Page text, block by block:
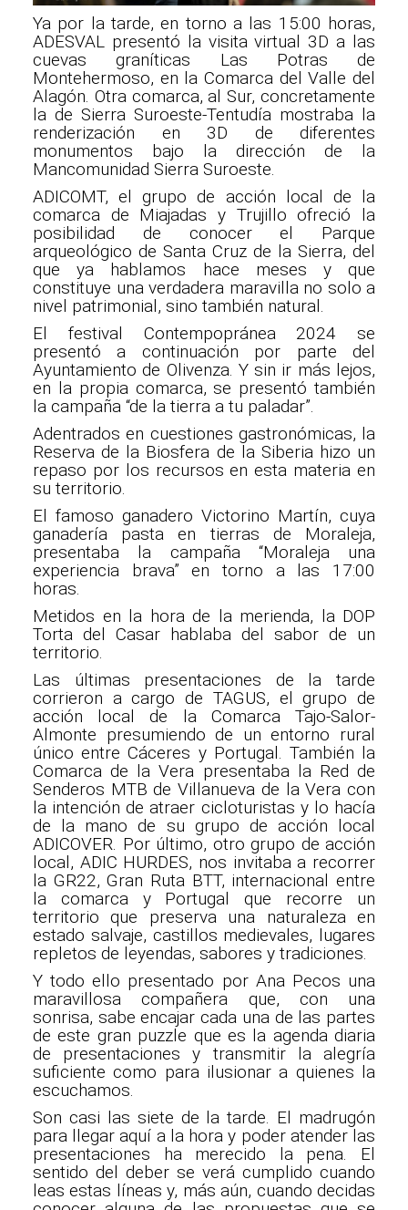
Ya por la tarde, en torno a las 15:00 horas,
ADESVAL presentó la visita virtual 3D a las
cuevas graníticas Las Potras de
Montehermoso, en la Comarca del Valle del
Alagón. Otra comarca, al Sur, concretamente
la de Sierra Suroeste-Tentudía mostraba la
renderización en 3D de diferentes
monumentos bajo la dirección de la
Mancomunidad Sierra Suroeste.
ADICOMT, el grupo de acción local de la
comarca de Miajadas y Trujillo ofreció la
posibilidad de conocer el Parque
arqueológico de Santa Cruz de la Sierra, del
que ya hablamos hace meses y que
constituye una verdadera maravilla no solo a
nivel patrimonial, sino también natural.
El festival Contempopránea 2024 se
presentó a continuación por parte del
Ayuntamiento de Olivenza. Y sin ir más lejos,
en la propia comarca, se presentó también
la campaña “de la tierra a tu paladar”.
Adentrados en cuestiones gastronómicas, la
Reserva de la Biosfera de la Siberia hizo un
repaso por los recursos en esta materia en
su territorio.
El famoso ganadero Victorino Martín, cuya
ganadería pasta en tierras de Moraleja,
presentaba la campaña “Moraleja una
experiencia brava” en torno a las 17:00
horas.
Metidos en la hora de la merienda, la DOP
Torta del Casar hablaba del sabor de un
territorio.
Las últimas presentaciones de la tarde
corrieron a cargo de TAGUS, el grupo de
acción local de la Comarca Tajo-Salor-
Almonte presumiendo de un entorno rural
único entre Cáceres y Portugal. También la
Comarca de la Vera presentaba la Red de
Senderos MTB de Villanueva de la Vera con
la intención de atraer cicloturistas y lo hacía
de la mano de su grupo de acción local
ADICOVER. Por último, otro grupo de acción
local, ADIC HURDES, nos invitaba a recorrer
la GR22, Gran Ruta BTT, internacional entre
la comarca y Portugal que recorre un
territorio que preserva una naturaleza en
estado salvaje, castillos medievales, lugares
repletos de leyendas, sabores y tradiciones.
Y todo ello presentado por Ana Pecos una
maravillosa compañera que, con una
sonrisa, sabe encajar cada una de las partes
de este gran puzzle que es la agenda diaria
de presentaciones y transmitir la alegría
suficiente como para ilusionar a quienes la
escuchamos.
Son casi las siete de la tarde. El madrugón
para llegar aquí a la hora y poder atender las
presentaciones ha merecido la pena. El
sentido del deber se verá cumplido cuando
leas estas líneas y, más aún, cuando decidas